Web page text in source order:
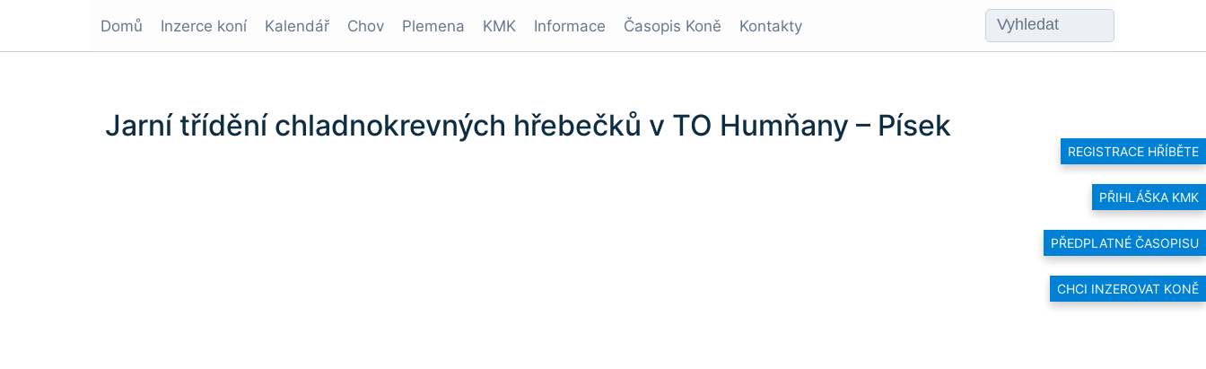
REGISTRACE HŘÍBĚTE
PŘIHLÁŠKA KMK
PŘEDPLATNÉ ČASOPISU
CHCI INZEROVAT KONĚ
Domů Inzerce koní Kalendář Chov Plemena KMK Informace Časopis Koně Kontakty
Jarní třídění chladnokrevných hřebečků v TO Humňany – Písek